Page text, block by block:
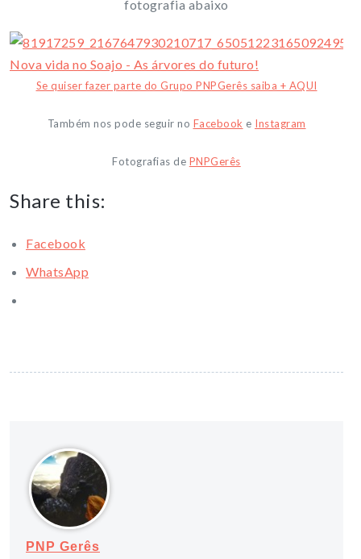
fotografia abaixo
Se quiser fazer parte do Grupo PNPGerês saiba + AQUI
Também nos pode seguir no Facebook e Instagram
Fotografias de PNPGerês
Share this:
Facebook
WhatsApp
PNP Gerês